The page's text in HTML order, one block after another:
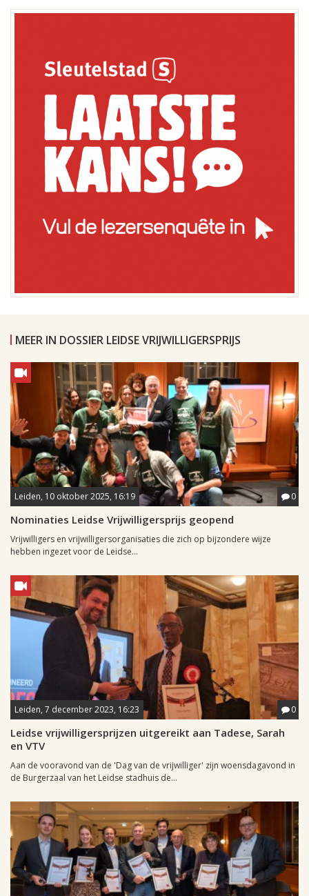
MEER IN DOSSIER LEIDSE VRIJWILLIGERSPRIJS
Leiden, 10 oktober 2025, 16:19 0
Nominaties Leidse Vrijwilligersprijs geopend
Vrijwilligers en vrijwilligersorganisaties die zich op bijzondere wijze
hebben ingezet voor de Leidse...
Leiden, 7 december 2023, 16:23 0
Leidse vrijwilligersprijzen uitgereikt aan Tadese, Sarah
en VTV
Aan de vooravond van de 'Dag van de vrijwilliger' zijn woensdagavond in
de Burgerzaal van het Leidse stadhuis de...